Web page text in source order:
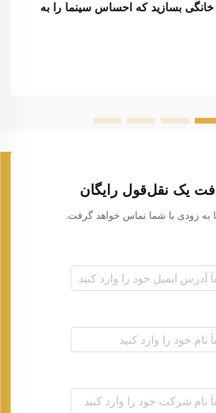
بسازید که احساس سینما را به
یک نقل‌قول رایگان
به زودی با شما تماس خواهد گرفت.